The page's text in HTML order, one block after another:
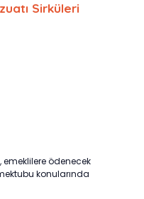
Sirküleri
emeklilere ödenecek
konularında